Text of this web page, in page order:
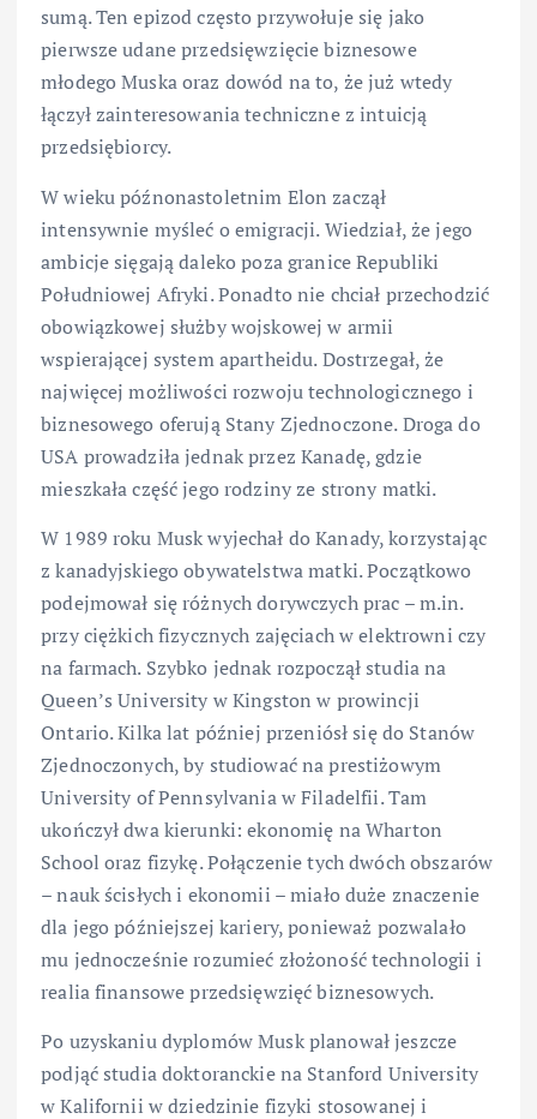
sumą. Ten epizod często przywołuje się jako
pierwsze udane przedsięwzięcie biznesowe
młodego Muska oraz dowód na to, że już wtedy
łączył zainteresowania techniczne z intuicją
przedsiębiorcy.
W wieku późnonastoletnim Elon zaczął
intensywnie myśleć o emigracji. Wiedział, że jego
ambicje sięgają daleko poza granice Republiki
Południowej Afryki. Ponadto nie chciał przechodzić
obowiązkowej służby wojskowej w armii
wspierającej system apartheidu. Dostrzegał, że
najwięcej możliwości rozwoju technologicznego i
biznesowego oferują Stany Zjednoczone. Droga do
USA prowadziła jednak przez Kanadę, gdzie
mieszkała część jego rodziny ze strony matki.
W 1989 roku Musk wyjechał do Kanady, korzystając
z kanadyjskiego obywatelstwa matki. Początkowo
podejmował się różnych dorywczych prac – m.in.
przy ciężkich fizycznych zajęciach w elektrowni czy
na farmach. Szybko jednak rozpoczął studia na
Queen’s University w Kingston w prowincji
Ontario. Kilka lat później przeniósł się do Stanów
Zjednoczonych, by studiować na prestiżowym
University of Pennsylvania w Filadelfii. Tam
ukończył dwa kierunki: ekonomię na Wharton
School oraz fizykę. Połączenie tych dwóch obszarów
– nauk ścisłych i ekonomii – miało duże znaczenie
dla jego późniejszej kariery, ponieważ pozwalało
mu jednocześnie rozumieć złożoność technologii i
realia finansowe przedsięwzięć biznesowych.
Po uzyskaniu dyplomów Musk planował jeszcze
podjąć studia doktoranckie na Stanford University
w Kalifornii w dziedzinie fizyki stosowanej i